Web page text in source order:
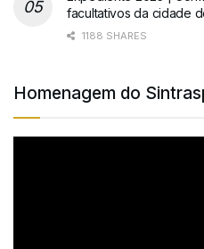
facultativos da cidade
1188 SHARES
Homenagem do